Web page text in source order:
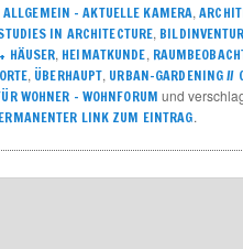
ALLGEMEIN – AKTUELLE KAMERA,
IN ARCHITECTURE, BILDINVENTUR
HÄUSER, HEIMATKUNDE,
, ÜBERHAUPT, URBAN-GARDENING //
WOHNER – WOHNFORUM und
LINK ZUM EINTRAG.